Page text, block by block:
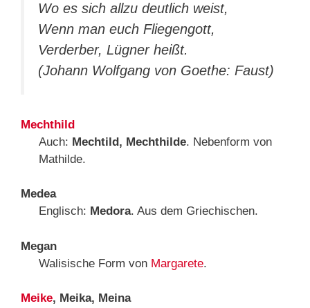
Wo es sich allzu deutlich weist,
Wenn man euch Fliegengott,
Verderber, Lügner heißt.
(Johann Wolfgang von Goethe: Faust)
Mechthild
Auch: Mechtild, Mechthilde. Nebenform von
Mathilde.
Medea
Englisch: Medora. Aus dem Griechischen.
Megan
Walisische Form von Margarete.
Meike, Meika, Meina